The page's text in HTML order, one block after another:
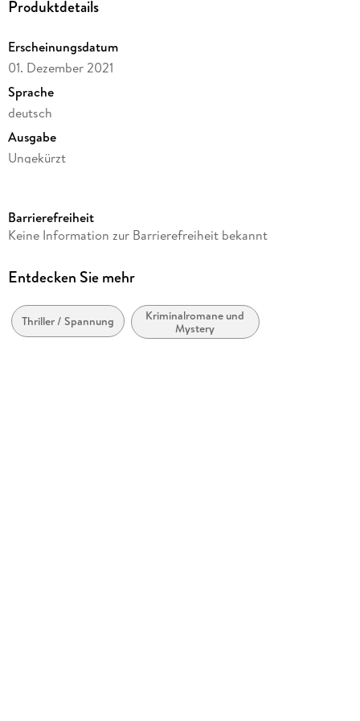
Produktdetails
Erscheinungsdatum
01. Dezember 2021
Sprache
deutsch
Ausgabe
Ungekürzt
Laufzeit
Reihe
Autor/Autorin
Catherine Shepherd
Barrierefreiheit
Keine Information zur Barrierefreiheit bekannt
Entdecken Sie mehr
Thriller / Spannung
Kriminalromane und
Mystery